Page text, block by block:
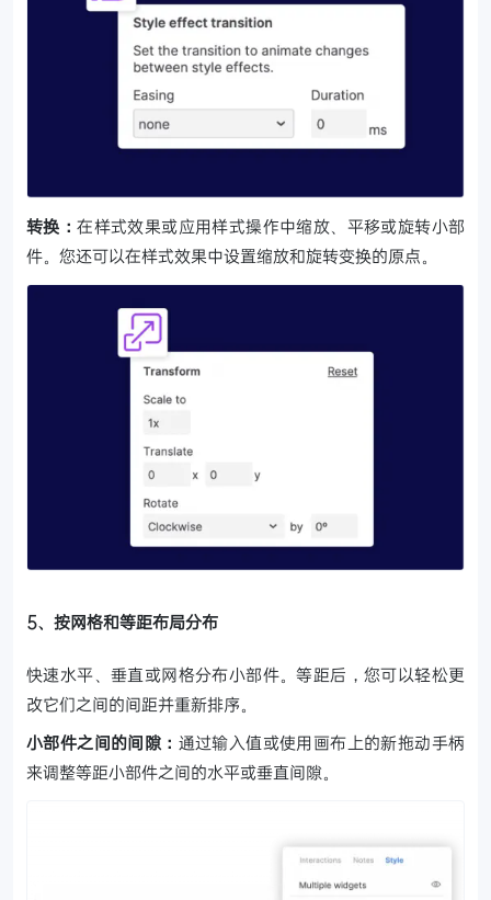
转换：在样式效果或应用样式操作中缩放、平移或旋转小部
件。您还可以在样式效果中设置缩放和旋转变换的原点。
5、按网格和等距布局分布
快速水平、垂直或网格分布小部件。等距后，您可以轻松更
改它们之间的间距并重新排序。
小部件之间的间隙： 通过输入值或使用画布上的新拖动手柄
来调整等距小部件之间的水平或垂直间隙。